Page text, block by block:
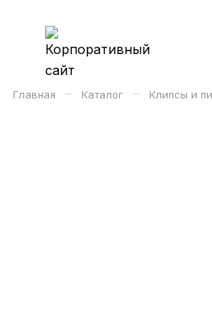
Главная – Каталог – Клипсы и